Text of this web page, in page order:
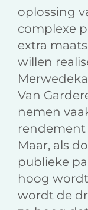
oplossing
complexe
extra
willen
Van
nemen
Maar, als
publieke
hoog
wordt de